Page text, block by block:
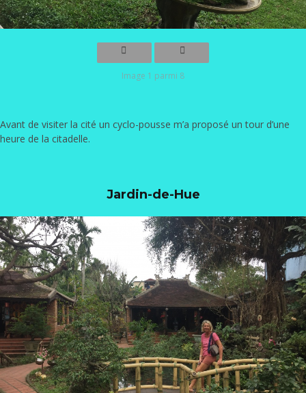
Image 1 parmi 8
Avant de visiter la cité un cyclo-pousse m’a proposé un tour d’une
heure de la citadelle.
Jardin-de-Hue